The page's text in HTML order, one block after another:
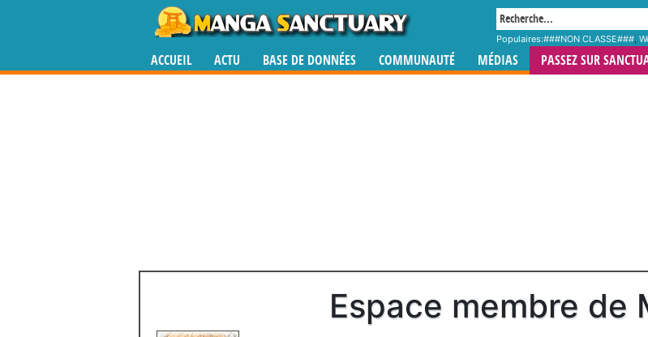
Populaires:###NON CLASSE###,
ACCUEIL ACTU BASE DE DONNÉES COMMUNAUTÉ MÉDIAS PASSEZ SUR
Espace membre de